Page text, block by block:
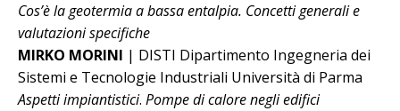
Cos’è la geotermia a bassa entalpia. Concetti generali e
valutazioni specifiche
MIRKO MORINI | DISTI Dipartimento Ingegneria dei
Sistemi e Tecnologie Industriali Università di Parma
Aspetti impiantistici. Pompe di calore negli edifici